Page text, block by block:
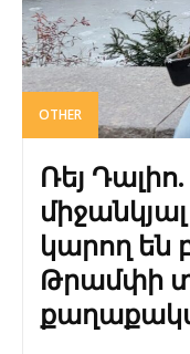
OTHER
Ռեյ
կարող են
Թրամփի